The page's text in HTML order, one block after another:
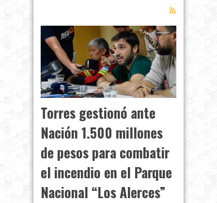
Torres gestionó ante
Nación 1.500 millones
de pesos para combatir
el incendio en el Parque
Nacional “Los Alerces”